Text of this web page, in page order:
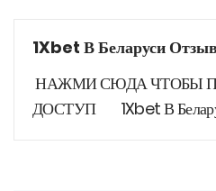
1Xbet В Беларуси
НАЖМИ СЮДА ЧТОБЫ
ДОСТУП 1Xbet В